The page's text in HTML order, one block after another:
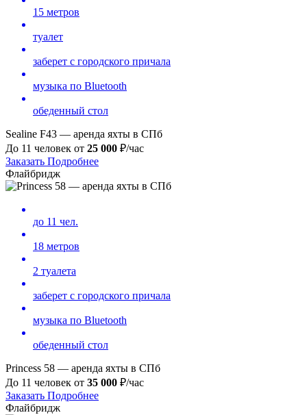
15 метров
туалет
заберет с городского причала
музыка по Bluetooth
обеденный стол
Sealine F43 — аренда яхты в СПб
До 11 человек от 25 000 ₽/час
Заказать Подробнее
Флайбридж
до 11 чел.
18 метров
2 туалета
заберет с городского причала
музыка по Bluetooth
обеденный стол
Princess 58 — аренда яхты в СПб
До 11 человек от 35 000 ₽/час
Заказать Подробнее
Флайбридж